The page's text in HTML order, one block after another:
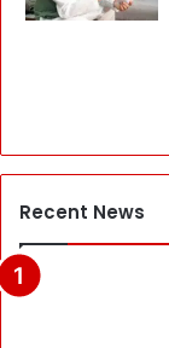
Recent News